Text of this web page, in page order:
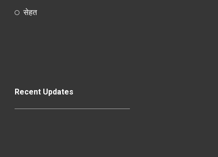
सेहत
Recent Updates